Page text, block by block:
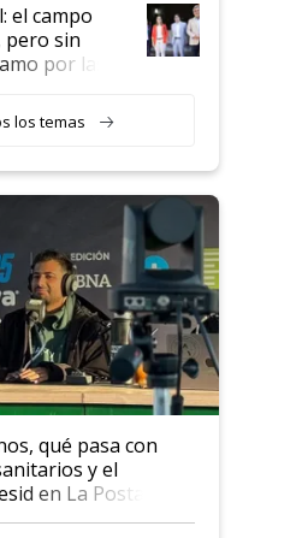
el campo
pero sin
por las
los temas
qué pasa con
y el
en La Posta